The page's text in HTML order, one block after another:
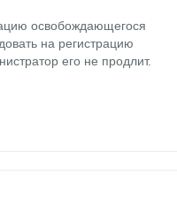
освобождающегося
на регистрацию
его не продлит.